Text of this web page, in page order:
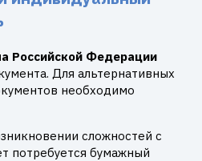
Российской Федерации
Для альтернативных
необходимо
сложностей с
потребуется бумажный